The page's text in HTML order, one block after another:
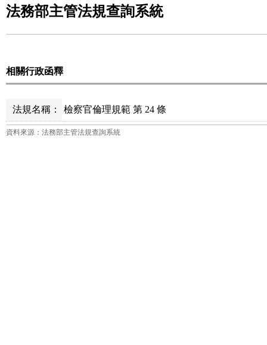
法務部主管法規查詢系統
相關行政函釋
法規名稱： 檢察官倫理規範 第 24 條
資料來源：法務部主管法規查詢系統